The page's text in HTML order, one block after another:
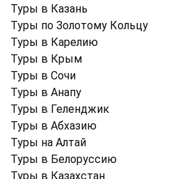
Туры в Казань
Туры по Золотому Кольцу
Туры в Карелию
Туры в Крым
Туры в Cочи
Туры в Анапу
Туры в Геленджик
Туры в Абхазию
Туры на Алтай
Туры в Белоруссию
Туры в Казахстан